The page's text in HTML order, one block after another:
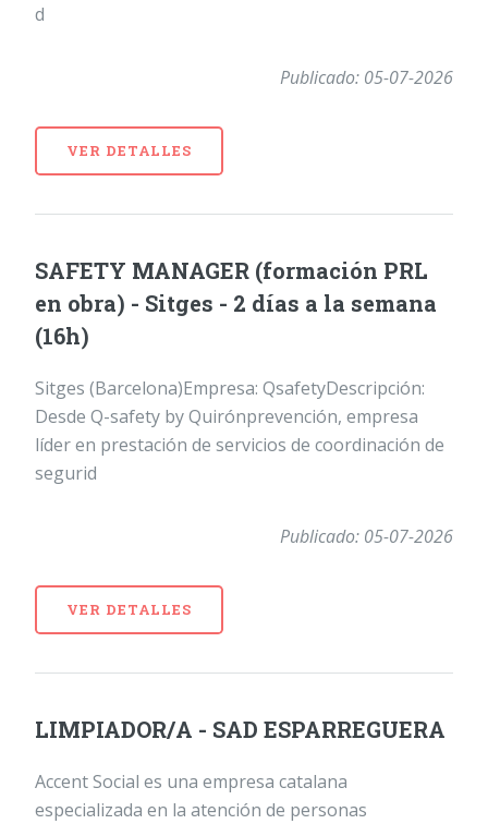
d
Publicado: 05-07-2026
VER DETALLES
SAFETY MANAGER (formación PRL
en obra) - Sitges - 2 días a la semana
(16h)
Sitges (Barcelona)Empresa: QsafetyDescripción:
Desde Q-safety by Quirónprevención, empresa
líder en prestación de servicios de coordinación de
segurid
Publicado: 05-07-2026
VER DETALLES
LIMPIADOR/A - SAD ESPARREGUERA
Accent Social es una empresa catalana
especializada en la atención de personas